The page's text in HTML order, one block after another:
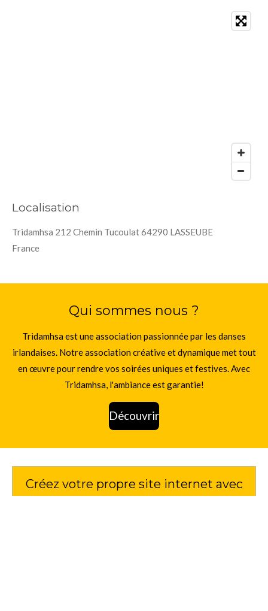
Localisation
Tridamhsa 212 Chemin Tucoulat 64290 LASSEUBE
France
Qui sommes nous ?
Tridamhsa est une association passionnée par les danses
irlandaises. Notre association créative et dynamique met tout
en œuvre pour rendre vos soirées uniques et festives. Avec
Tridamhsa, l'ambiance est garantie!
Découvrir
Créez votre propre site internet avec
Webador